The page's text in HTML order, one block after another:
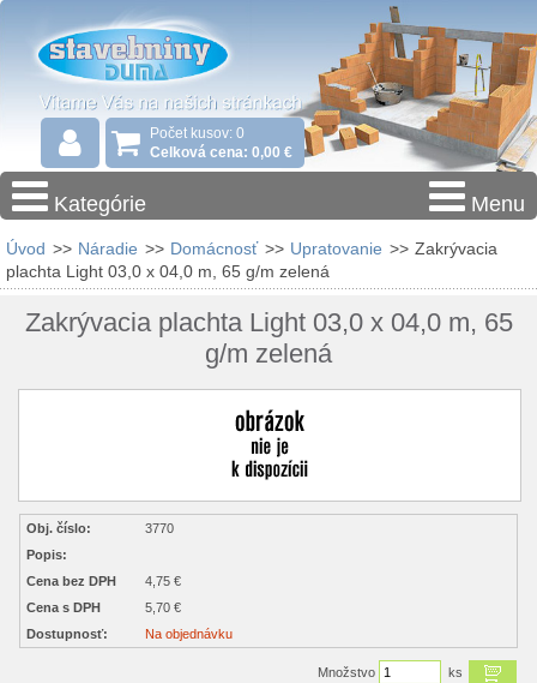
Počet kusov: 0
Celková cena: 0,00 €
Kategórie Menu
Úvod >> Náradie >> Domácnosť >> Upratovanie >> Zakrývacia
plachta Light 03,0 x 04,0 m, 65 g/m zelená
Zakrývacia plachta Light 03,0 x 04,0 m, 65
g/m zelená
Obj. číslo:
3770
Popis:
Cena bez DPH
4,75 €
Cena s DPH
5,70 €
Dostupnosť:
Na objednávku
Množstvo ks